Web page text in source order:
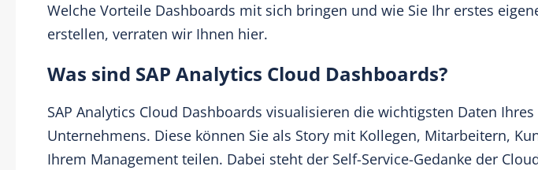
Welche Vorteile Dashboards mit sich bringen und wie Sie Ihr erstes
erstellen, verraten wir Ihnen hier.
Was sind SAP Analytics Cloud Dashboards?
SAP Analytics Cloud Dashboards visualisieren die wichtigsten Daten Ihres
Unternehmens. Diese können Sie als Story mit Kollegen, Mitarbeitern,
Ihrem Management teilen. Dabei steht der Self-Service-Gedanke der